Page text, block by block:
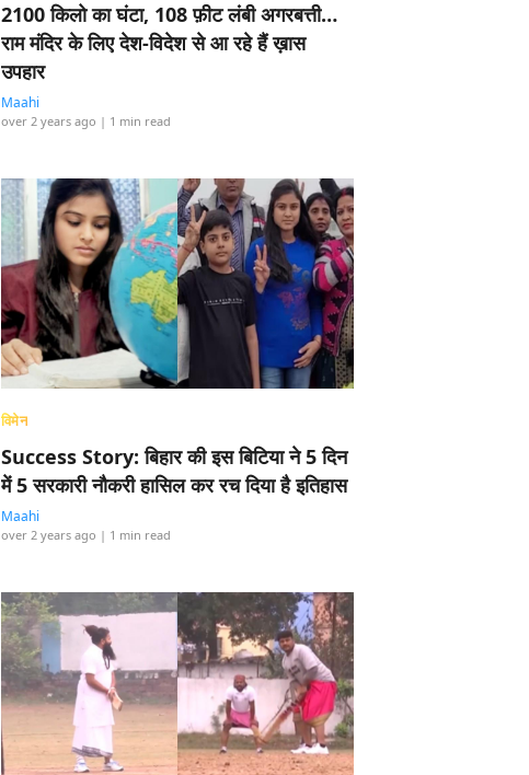
2100 किलो का घंटा, 108 फ़ीट लंबी अगरबत्ती…
राम मंदिर के लिए देश-विदेश से आ रहे हैं ख़ास
उपहार
Maahi
over 2 years ago | 1 min read
विमेन
Success Story: बिहार की इस बिटिया ने 5 दिन
में 5 सरकारी नौकरी हासिल कर रच दिया है इतिहास
Maahi
over 2 years ago | 1 min read